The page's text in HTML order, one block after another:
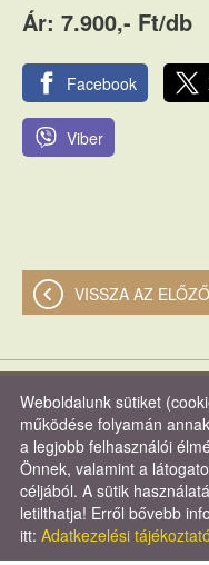
Ár: 7.900,- Ft/db
Facebook
Viber
VISSZA AZ
© 2026 -
Oldal információkl
KERESÉS AZ OLDAL TARTALMÁBAN
Weboldalunk sütiket
működése folyamán
a legjobb felhasználói
Önnek, valamint a
céljából. A sütik
letilthatja! Erről bővebb
itt: Adatkezelési